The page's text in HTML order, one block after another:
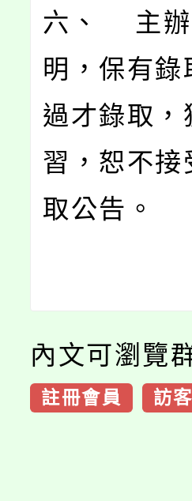
六、 主辦
明，保有
過才錄取
習，恕不
取公告。
內文可瀏覽
註冊會員 訪客